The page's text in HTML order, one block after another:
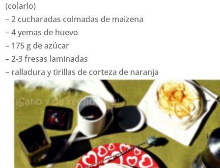
(colarlo)
– 2 cucharadas colmadas de maizena
– 4 yemas de huevo
– 175 g de azúcar
– 2-3 fresas laminadas
– ralladura y tirillas de corteza de naranja